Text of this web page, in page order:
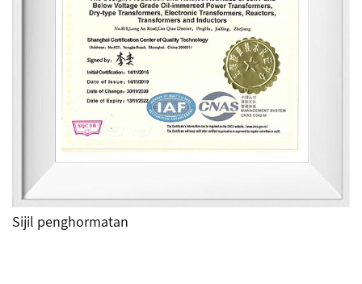
Sijil penghormatan